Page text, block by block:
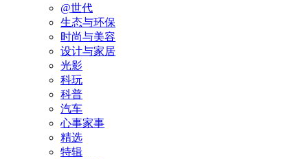
@世代
生态与环保
时尚与美容
设计与家居
光影
科玩
科普
汽车
心事家事
精选
特辑